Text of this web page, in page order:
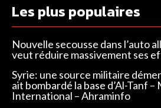
Les plus populaires
Nouvelle secousse dans l’auto
veut réduire massivement ses
Syrie: une source militaire
ait bombardé la base d’Al-Tanf
International – Ahraminfo